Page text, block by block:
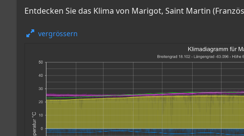
Entdecken Sie das Klima von Marigot, Saint Martin
vergrössern